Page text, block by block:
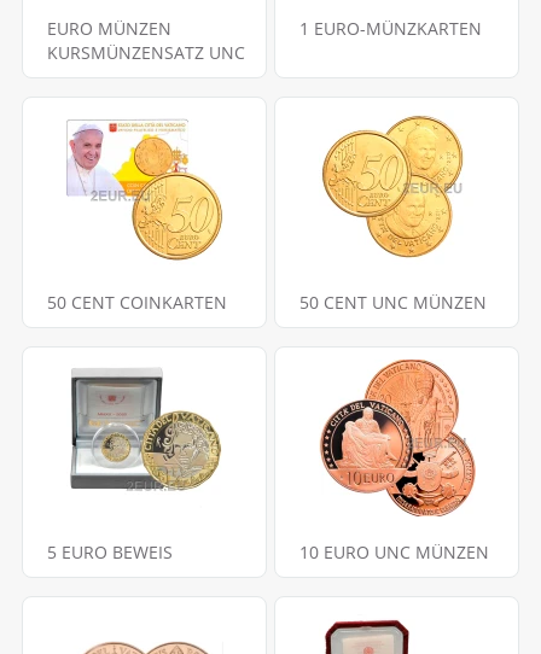
EURO MÜNZEN
KURSMÜNZENSATZ UNC
1 EURO-MÜNZKARTEN
50 CENT COINKARTEN 50 CENT UNC MÜNZEN
5 EURO BEWEIS 10 EURO UNC MÜNZEN